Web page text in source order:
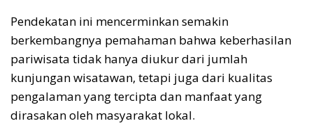
Pendekatan ini mencerminkan semakin
berkembangnya pemahaman bahwa keberhasilan
pariwisata tidak hanya diukur dari jumlah
kunjungan wisatawan, tetapi juga dari kualitas
pengalaman yang tercipta dan manfaat yang
dirasakan oleh masyarakat lokal.